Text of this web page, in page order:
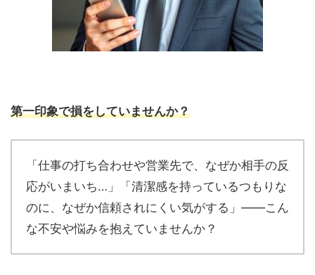
第一印象で損をしていませんか？
「仕事の打ち合わせや営業先で、なぜか相手の反
応がいまいち…」「清潔感を持っているつもりな
のに、なぜか信頼されにくい気がする」――こん
な不安や悩みを抱えていませんか？